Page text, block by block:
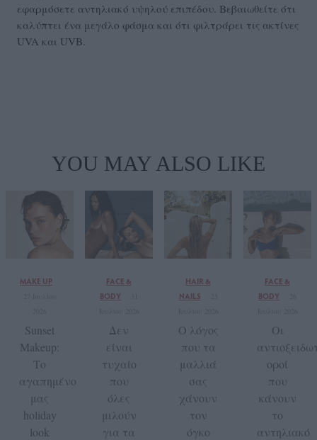
εφαρμόσετε αντηλιακό υψηλού επιπέδου. Βεβαιωθείτε ότι
καλύπτει ένα μεγάλο φάσμα και ότι φιλτράρει τις ακτίνες
UVA και UVB.
YOU MAY ALSO LIKE
MAKE UP
Sunset
Makeup:
Το
αγαπημένο
μας
holiday
look
FACE &
BODY
Δεν
είναι
τυχαίο
που
όλες
μιλούν
για τα
HAIR &
NAILS
Ο λόγος
που τα
μαλλιά
σας
χάνουν
τον
όγκο
FACE &
BODY
Οι
οροί
που
κάνουν
το
αντηλιακό